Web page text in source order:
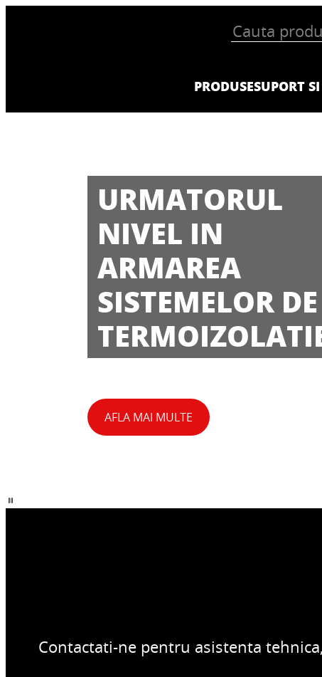
PRODUSESUPORT
URMATORUL
NIVEL IN
ARMAREA
SISTEMELOR DE
AFLA MAI MULTE
Contactati-ne pentru asistenta